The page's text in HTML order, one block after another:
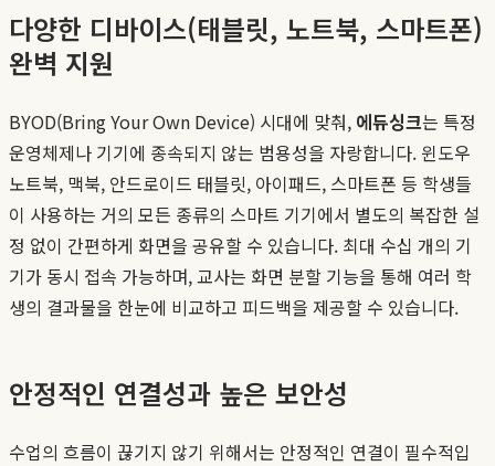
다양한 디바이스(태블릿, 노트북, 스마트폰)
완벽 지원
BYOD(Bring Your Own Device) 시대에 맞춰, 에듀싱크는 특정
운영체제나 기기에 종속되지 않는 범용성을 자랑합니다. 윈도우
노트북, 맥북, 안드로이드 태블릿, 아이패드, 스마트폰 등 학생들
이 사용하는 거의 모든 종류의 스마트 기기에서 별도의 복잡한 설
정 없이 간편하게 화면을 공유할 수 있습니다. 최대 수십 개의 기
기가 동시 접속 가능하며, 교사는 화면 분할 기능을 통해 여러 학
생의 결과물을 한눈에 비교하고 피드백을 제공할 수 있습니다.
안정적인 연결성과 높은 보안성
수업의 흐름이 끊기지 않기 위해서는 안정적인 연결이 필수적입